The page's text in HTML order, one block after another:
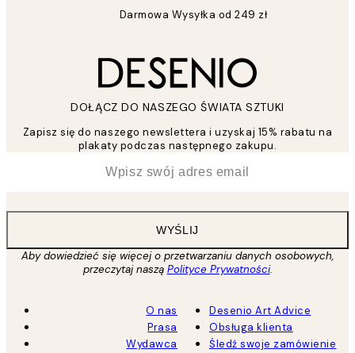
Darmowa Wysyłka od 249 zł
DOŁĄCZ DO NASZEGO ŚWIATA SZTUKI
Zapisz się do naszego newslettera i uzyskaj 15% rabatu na
plakaty podczas następnego zakupu.
WYŚLIJ
Aby dowiedzieć się więcej o przetwarzaniu danych osobowych,
przeczytaj naszą Polityce Prywatności.
O nas
Prasa
Wydawca
Desenio Art Advice
Obsługa klienta
Śledź swoje zamówienie